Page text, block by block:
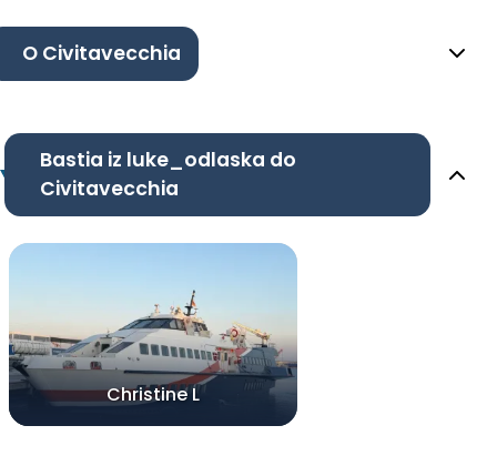
O Civitavecchia
Bastia iz luke_odlaska do
Civitavecchia
Christine L